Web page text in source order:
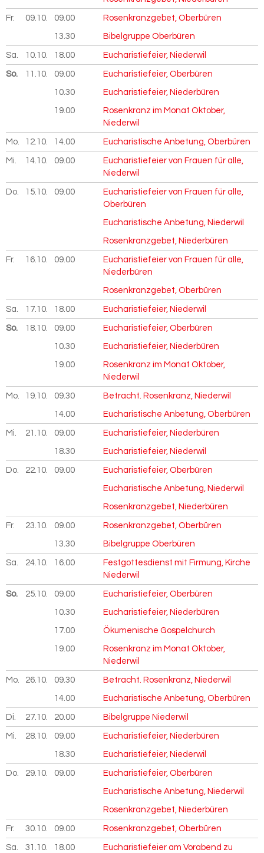
Fr. 09.10. 2026
09.00 Rosenkranzgebet, Oberbüren
13.30 Bibelgruppe Oberbüren
Sa. 10.10. 2026
18.00 Eucharistiefeier, Niederwil
So. 11.10. 2026
09.00 Eucharistiefeier, Oberbüren
10.30 Eucharistiefeier, Niederbüren
19.00
Rosenkranz im Monat Oktober,
Niederwil
Mo. 12.10. 2026
14.00 Eucharistische Anbetung, Oberbüren
Mi. 14.10. 2026
09.00
Eucharistiefeier von Frauen für alle,
Niederwil
Do. 15.10. 2026
09.00
Eucharistiefeier von Frauen für alle,
Oberbüren
Eucharistische Anbetung, Niederwil
Rosenkranzgebet, Niederbüren
Fr. 16.10. 2026
09.00
Eucharistiefeier von Frauen für alle,
Niederbüren
Rosenkranzgebet, Oberbüren
Sa. 17.10. 2026
18.00 Eucharistiefeier, Niederwil
So. 18.10. 2026
09.00 Eucharistiefeier, Oberbüren
10.30 Eucharistiefeier, Niederbüren
19.00
Rosenkranz im Monat Oktober,
Niederwil
Mo. 19.10. 2026
09.30 Betracht. Rosenkranz, Niederwil
14.00 Eucharistische Anbetung, Oberbüren
Mi. 21.10. 2026
09.00 Eucharistiefeier, Niederbüren
18.30 Eucharistiefeier, Niederwil
Do. 22.10. 2026
09.00 Eucharistiefeier, Oberbüren
Eucharistische Anbetung, Niederwil
Rosenkranzgebet, Niederbüren
Fr. 23.10. 2026
09.00 Rosenkranzgebet, Oberbüren
13.30 Bibelgruppe Oberbüren
Sa. 24.10. 2026
16.00
Festgottesdienst mit Firmung, Kirche
Niederwil
So. 25.10. 2026
09.00 Eucharistiefeier, Oberbüren
10.30 Eucharistiefeier, Niederbüren
17.00 Ökumenische Gospelchurch
19.00
Rosenkranz im Monat Oktober,
Niederwil
Mo. 26.10. 2026
09.30 Betracht. Rosenkranz, Niederwil
14.00 Eucharistische Anbetung, Oberbüren
Di. 27.10. 2026
20.00 Bibelgruppe Niederwil
Mi. 28.10. 2026
09.00 Eucharistiefeier, Niederbüren
18.30 Eucharistiefeier, Niederwil
Do. 29.10. 2026
09.00 Eucharistiefeier, Oberbüren
Eucharistische Anbetung, Niederwil
Rosenkranzgebet, Niederbüren
Fr. 30.10. 2026
09.00 Rosenkranzgebet, Oberbüren
Sa. 31.10. 2026
18.00
Eucharistiefeier am Vorabend zu